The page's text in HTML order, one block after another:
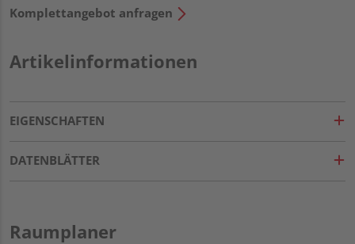
Komplettangebot anfragen
Artikelinformationen
EIGENSCHAFTEN
DATENBLÄTTER
Raumplaner